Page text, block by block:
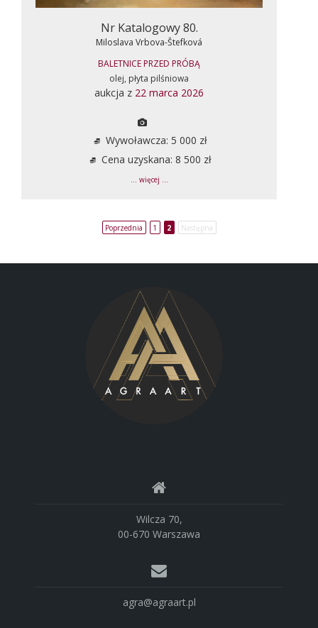
Nr Katalogowy 80.
Miloslava Vrbova-Štefková
BALETNICE PRZED PRÓBĄ
olej, płyta pilśniowa
aukcja z 22 marca 2026
Wywoławcza: 5 000 zł
Cena uzyskana: 8 500 zł
... więcej ...
Poprzednia 1 2 Następna
Wilcza 70,
00-670 Warszawa
agra@agraart.pl